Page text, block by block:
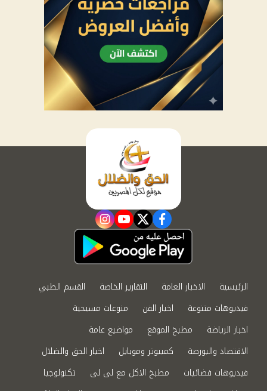
facebook
twitter
youtube
instagram
الرئيسية الاخبار العامة التقارير الخاصة
القسم الطبي
فيديوهات متنوعة
اخبار الفن
منوعات مسيحية
اخبار الرياضة
مطبخ الموقع
مواضيع عامة
الاقتصاد والبورصة
كمبيوتر وموبايل
اخبار الحق والضلال
فيديوهات فضائيات
مطبخ الاكل مع لى لى
تكنولوجيا